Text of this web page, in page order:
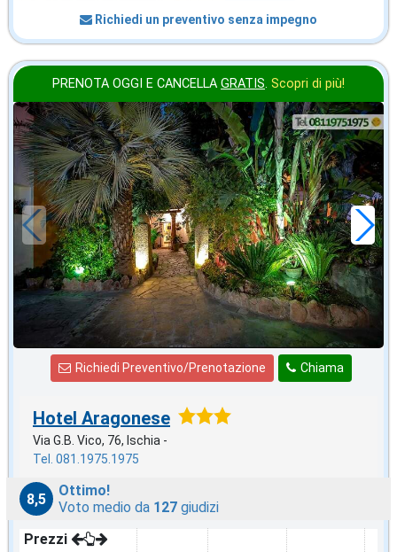
Richiedi un preventivo senza impegno
PRENOTA OGGI E CANCELLA GRATIS. Scopri di più!
2026 FERRAGOSTO
in offerta da
€80,00
a notte
Chiama
Richiedi Preventivo/Prenotazione
Hotel Aragonese
Via G.B. Vico, 76, Ischia -
Tel. 081.1975.1975
8,5
Ottimo!
Voto medio da 127 giudizi
Prezzi